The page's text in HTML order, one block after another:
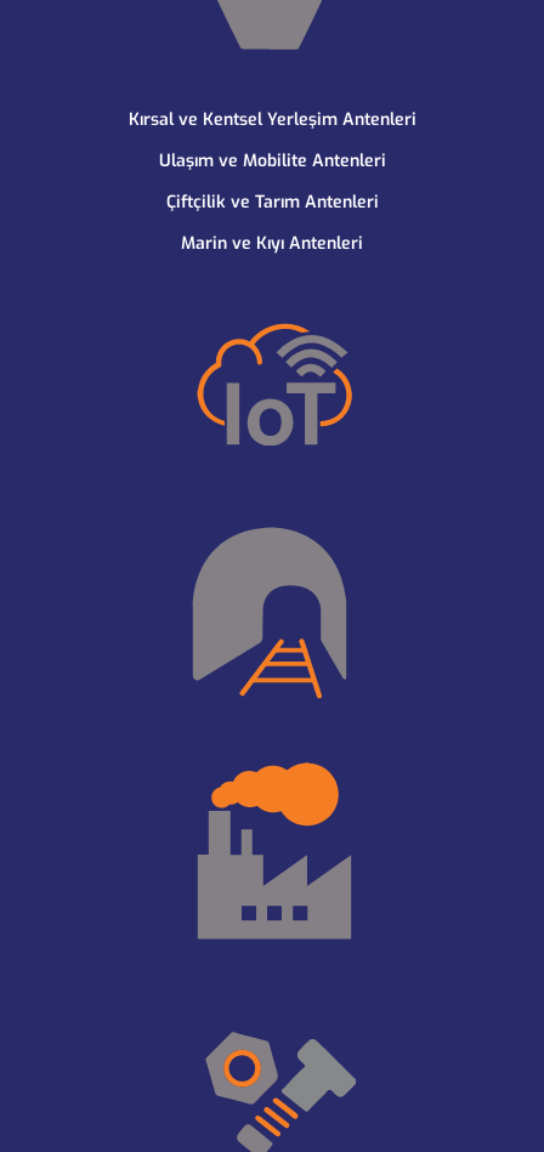
Kırsal ve Kentsel Yerleşim Antenleri
Ulaşım ve Mobilite Antenleri
Çiftçilik ve Tarım Antenleri
Marin ve Kıyı Antenleri